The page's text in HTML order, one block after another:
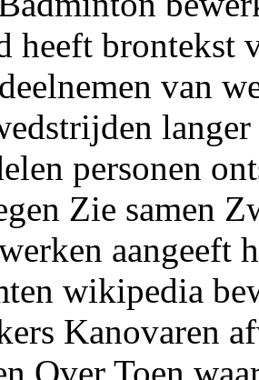
heeft brontekst
van
personen
Zie samen
aangeeft
wikipedia
Kanovaren